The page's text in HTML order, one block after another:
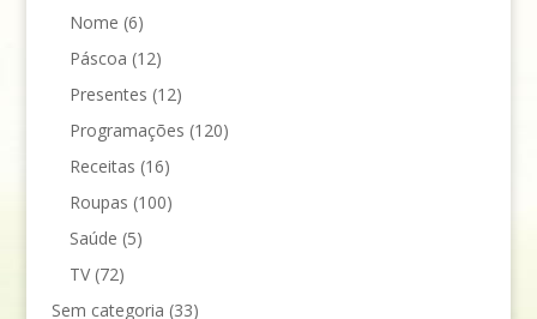
Nome (6)
Páscoa (12)
Presentes (12)
Programações (120)
Receitas (16)
Roupas (100)
Saúde (5)
TV(72)
Sem categoria (33)